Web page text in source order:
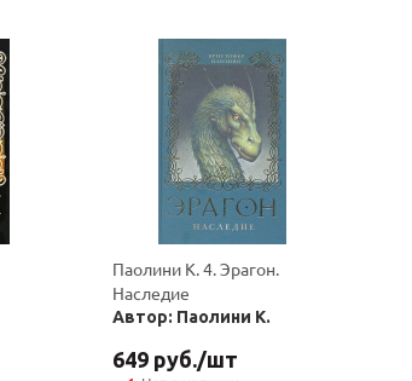
Паолини К. 4. Эрагон.
Наследие
Автор: Паолини К.
649 руб./шт